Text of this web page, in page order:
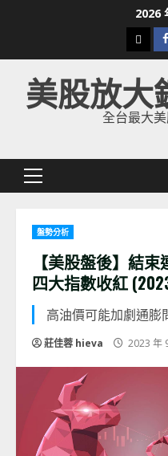
2026
下
載
美
股
美股放大
全台最大
Primary
盤勢分析
【美股盤後】結
四大指數收紅
高油價可能加劇通膨
莊佳蓉 hieva 2023 年